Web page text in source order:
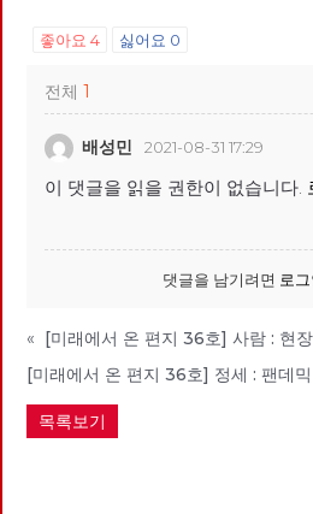
좋아요 4 싫어요 0
전체 1
배성민 2021-08-31 17:29
이 댓글을 읽을 권한이 없습니다.
댓글을 남기려면 로그
«
목록보기